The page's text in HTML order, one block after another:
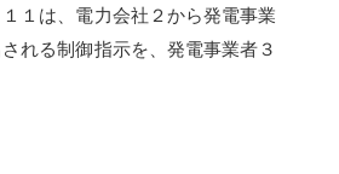
１は、電力会社２から発電事業
れる制御指示を、発電事業者３